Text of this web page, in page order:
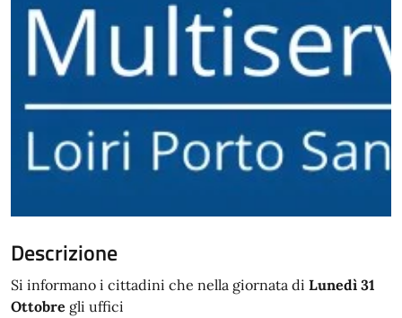
Descrizione
Si informano i cittadini che nella giornata di Lunedì 31
Ottobre gli uffici